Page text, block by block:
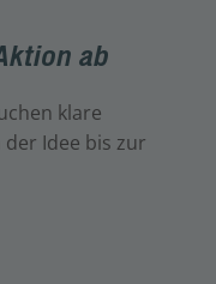
ab
klare
der Idee bis zur